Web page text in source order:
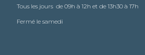
Tous les jours de 09h à 12h et de 13h30 à 17h
Fermé le samedi